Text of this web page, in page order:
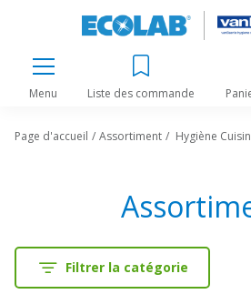
Menu Liste des commande
Page d'accueil Assortiment Hygiène
Filtrer la catégorie